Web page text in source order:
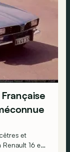
et
16 est